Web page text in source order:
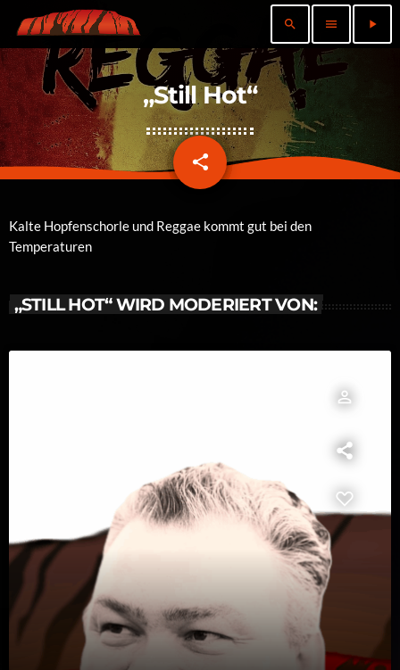
search menu play_arrow
„Still Hot“
share
email
Kalte Hopfenschorle und Reggae kommt gut bei den
Temperaturen
„STILL HOT“ WIRD MODERIERT VON:
person_outline